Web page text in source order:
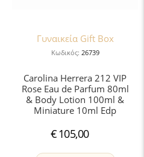
Γυναικεία Gift Box
Κωδικός: 26739
Carolina Herrera 212 VIP
Rose Eau de Parfum 80ml
& Body Lotion 100ml &
Miniature 10ml Edp
€ 105,00